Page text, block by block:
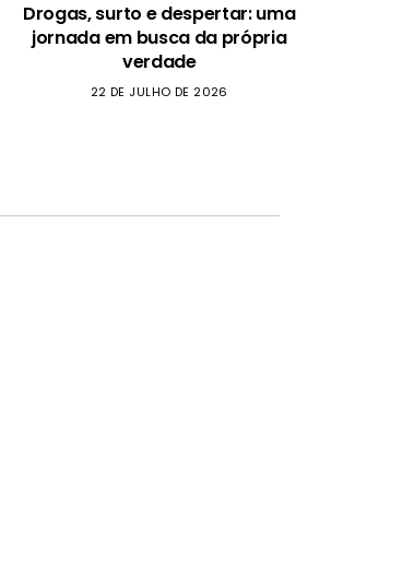
Drogas, surto e despertar: uma
jornada em busca da própria
verdade
22 DE JULHO DE 2026